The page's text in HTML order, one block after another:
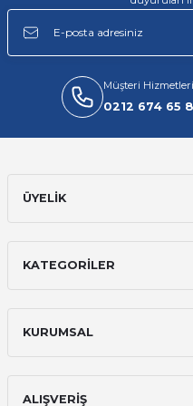
Müşteri Hizmetleri
0212 674 65
ÜYELİK
KATEGORİLER
KURUMSAL
ALIŞVERİŞ